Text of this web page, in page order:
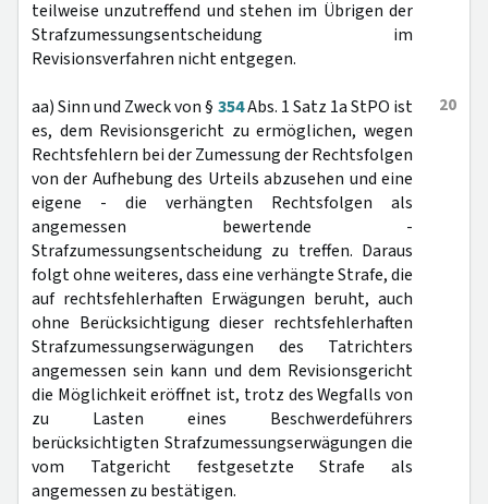
teilweise unzutreffend und stehen im Übrigen der
Strafzumessungsentscheidung im
Revisionsverfahren nicht entgegen.
20
aa) Sinn und Zweck von § 354Abs. 1 Satz 1a StPO ist
es, dem Revisionsgericht zu ermöglichen, wegen
Rechtsfehlern bei der Zumessung der Rechtsfolgen
von der Aufhebung des Urteils abzusehen und eine
eigene - die verhängten Rechtsfolgen als
angemessen bewertende -
Strafzumessungsentscheidung zu treffen. Daraus
folgt ohne weiteres, dass eine verhängte Strafe, die
auf rechtsfehlerhaften Erwägungen beruht, auch
ohne Berücksichtigung dieser rechtsfehlerhaften
Strafzumessungserwägungen des Tatrichters
angemessen sein kann und dem Revisionsgericht
die Möglichkeit eröffnet ist, trotz des Wegfalls von
zu Lasten eines Beschwerdeführers
berücksichtigten Strafzumessungserwägungen die
vom Tatgericht festgesetzte Strafe als
angemessen zu bestätigen.